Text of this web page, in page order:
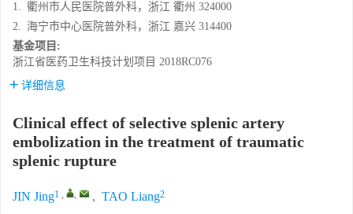
1. 衢州市人民医院普外科，浙江 衢州 324000
2. 海宁市中心医院普外科，浙江 嘉兴 314400
基金项目:
浙江省医药卫生科技计划项目 2018RC076
详细信息
Clinical effect of selective splenic artery
embolization in the treatment of traumatic
splenic rupture
JIN Jing1 , , , TAO Liang2